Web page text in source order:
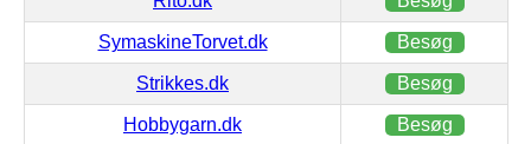
SymaskineTorvet.dk Besøg
Strikkes.dk Besøg
Hobbygarn.dk Besøg